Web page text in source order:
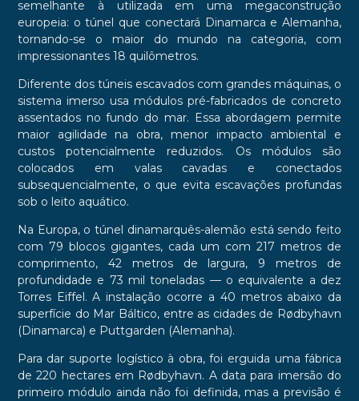
semelhante à utilizada em uma megaconstrução
europeia: o túnel que conectará Dinamarca e Alemanha,
tornando-se o maior do mundo na categoria, com
impressionantes 18 quilômetros.
Diferente dos túneis escavados com grandes máquinas, o
sistema imerso usa módulos pré-fabricados de concreto
assentados no fundo do mar. Essa abordagem permite
maior agilidade na obra, menor impacto ambiental e
custos potencialmente reduzidos. Os módulos são
colocados em valas cavadas e conectados
subsequencialmente, o que evita escavações profundas
sob o leito aquático.
Na Europa, o túnel dinamarquês-alemão está sendo feito
com 79 blocos gigantes, cada um com 217 metros de
comprimento, 42 metros de largura, 9 metros de
profundidade e 73 mil toneladas — o equivalente a dez
Torres Eiffel. A instalação ocorre a 40 metros abaixo da
superfície do Mar Báltico, entre as cidades de Rødbyhavn
(Dinamarca) e Puttgarden (Alemanha).
Para dar suporte logístico à obra, foi erguida uma fábrica
de 220 hectares em Rødbyhavn. A data para imersão do
primeiro módulo ainda não foi definida, mas a previsão é